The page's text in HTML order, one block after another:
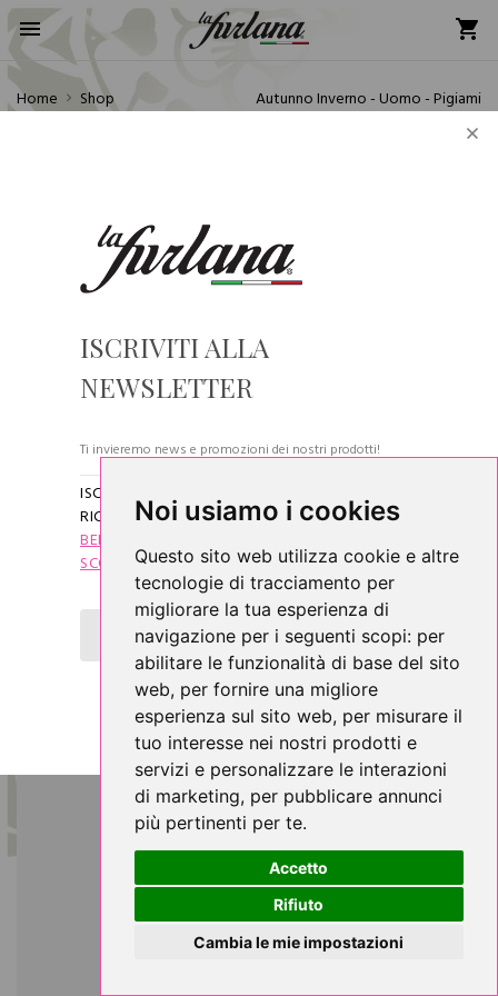
Noi usiamo i cookies
Questo sito web utilizza cookie e altre
tecnologie di tracciamento per
migliorare la tua esperienza di
navigazione per i seguenti scopi: per
abilitare le funzionalità di base del sito
web, per fornire una migliore
esperienza sul sito web, per misurare il
tuo interesse nei nostri prodotti e
servizi e personalizzare le interazioni
di marketing, per pubblicare annunci
più pertinenti per te.
Accetto
Rifiuto
Cambia le mie impostazioni
×
ISCRIVITI ALLA
NEWSLETTER
Ti invieremo news e promozioni dei nostri prodotti!
ISCRIVENDOTI ALLA NOSTRA NEWSLETTER
RICEVERAI SUBITO IL"COUPON DI
BENVENUTO"
SCONTO DI 5 €SUL TUO PRIMO ACQUISTO.
OTTIENI SUBITO LO SCONTO DI 5 €
Home Shop Autunno Inverno - Uomo - Pigiami
partire dal 24/08/2026. La Furlana vi augura buone ferie!